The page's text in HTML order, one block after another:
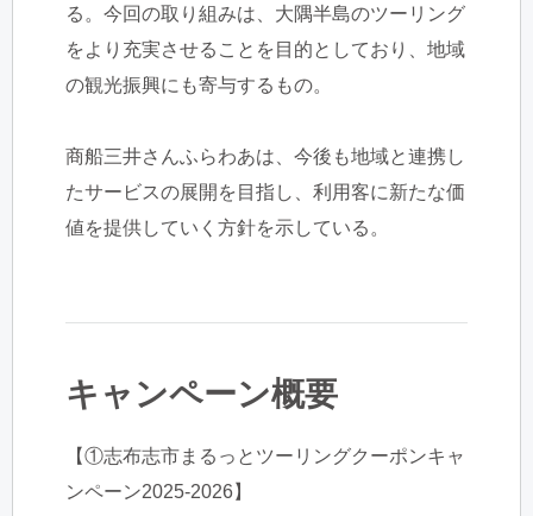
る。今回の取り組みは、大隅半島のツーリング
をより充実させることを目的としており、地域
の観光振興にも寄与するもの。
商船三井さんふらわあは、今後も地域と連携し
たサービスの展開を目指し、利用客に新たな価
値を提供していく方針を示している。
キャンペーン概要
【①志布志市まるっとツーリングクーポンキャ
ンペーン2025-2026】